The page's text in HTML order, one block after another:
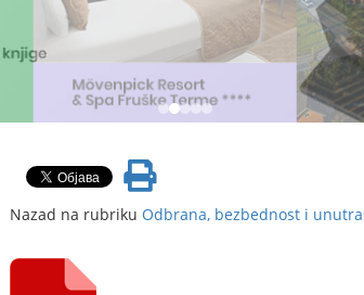
Nazad na rubriku Odbrana, bezbednost i